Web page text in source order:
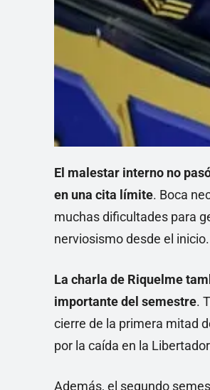
El malestar interno no
en una cita límite. Boca
muchas dificultades para
nerviosismo desde el inicio.
La charla de Riquelme
importante del semestre.
cierre de la primera mitad
por la caída en la
Además, el segundo